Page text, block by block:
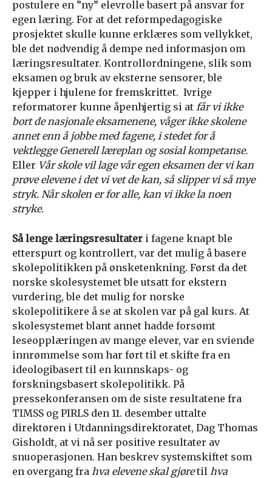
postulere en ”ny” elevrolle basert på ansvar for
egen læring. For at det reformpedagogiske
prosjektet skulle kunne erklæres som vellykket,
ble det nødvendig å dempe ned informasjon om
læringsresultater. Kontrollordningene, slik som
eksamen og bruk av eksterne sensorer, ble
kjepper i hjulene for fremskrittet. Ivrige
reformatorer kunne åpenhjertig si at får vi ikke
bort de nasjonale eksamenene, våger ikke skolene
annet enn å jobbe med fagene, i stedet for å
vektlegge Generell læreplan og sosial kompetanse.
Eller Vår skole vil lage vår egen eksamen der vi kan
prøve elevene i det vi vet de kan, så slipper vi så mye
stryk. Når skolen er for alle, kan vi ikke la noen
stryke.
Så lenge læringsresultater i fagene knapt ble
etterspurt og kontrollert, var det mulig å basere
skolepolitikken på ønsketenkning. Først da det
norske skolesystemet ble utsatt for ekstern
vurdering, ble det mulig for norske
skolepolitikere å se at skolen var på gal kurs. At
skolesystemet blant annet hadde forsømt
leseopplæringen av mange elever, var en sviende
innrømmelse som har ført til et skifte fra en
ideologibasert til en kunnskaps- og
forskningsbasert skolepolitikk. På
pressekonferansen om de siste resultatene fra
TIMSS og PIRLS den 11. desember uttalte
direktøren i Utdanningsdirektoratet, Dag Thomas
Gisholdt, at vi nå ser positive resultater av
snuoperasjonen. Han beskrev systemskiftet som
en overgang fra hva elevene skal gjøretil hva